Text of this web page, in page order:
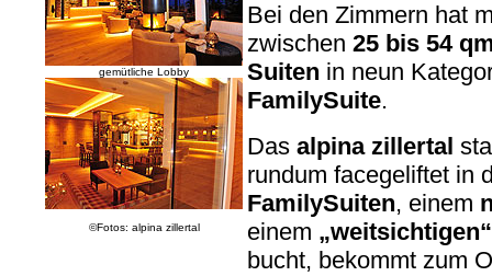
gemütliche Lobby
©Fotos: alpina zillertal
Bei den Zimmern hat
zwischen 25 bis 54
Suiten in neun
FamilySuite.
Das alpina zillertal
rundum facegeliftet in
FamilySuiten, einem
einem
bucht, bekommt zum